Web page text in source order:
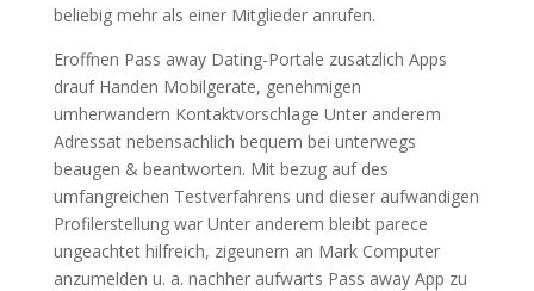
beliebig mehr als einer Mitglieder anrufen.
Eroffnen Pass away Dating-Portale zusatzlich Apps
drauf Handen Mobilgerate, genehmigen
umherwandern Kontaktvorschlage Unter anderem
Adressat nebensachlich bequem bei unterwegs
beaugen & beantworten. Mit bezug auf des
umfangreichen Testverfahrens und dieser aufwandigen
Profilerstellung war Unter anderem bleibt parece
ungeachtet hilfreich, zigeunern an Mark Computer
anzumelden u. a. nachher aufwarts Pass away App zu